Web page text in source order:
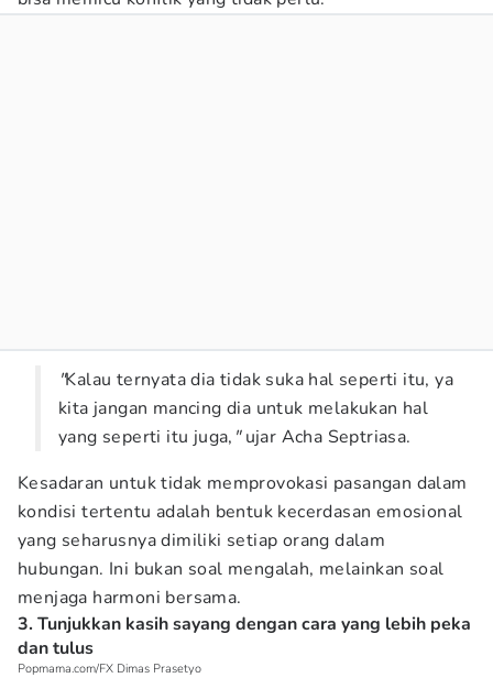
"Kalau ternyata dia tidak suka hal seperti itu, ya
kita jangan mancing dia untuk melakukan hal
yang seperti itu juga, "ujar Acha Septriasa.
Kesadaran untuk tidak memprovokasi pasangan dalam
kondisi tertentu adalah bentuk kecerdasan emosional
yang seharusnya dimiliki setiap orang dalam
hubungan. Ini bukan soal mengalah, melainkan soal
menjaga harmoni bersama.
3. Tunjukkan kasih sayang dengan cara yang lebih peka
dan tulus
Popmama.com/FX Dimas Prasetyo